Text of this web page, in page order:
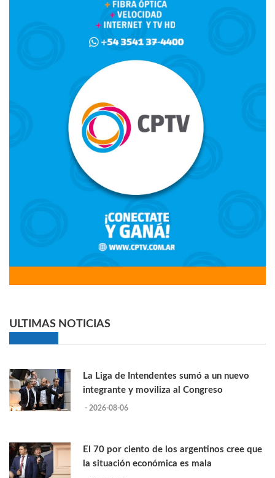
ULTIMAS NOTICIAS
La Liga de Intendentes sumó a un nuevo
integrante y moviliza al Congreso
- 2026-08-06
El 70 por ciento de los argentinos cree que
la situación económica es mala